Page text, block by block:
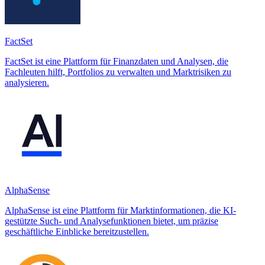
FactSet
FactSet ist eine Plattform für Finanzdaten und Analysen, die
Fachleuten hilft, Portfolios zu verwalten und Marktrisiken zu
analysieren.
AlphaSense
AlphaSense ist eine Plattform für Marktinformationen, die KI-
gestützte Such- und Analysefunktionen bietet, um präzise
geschäftliche Einblicke bereitzustellen.